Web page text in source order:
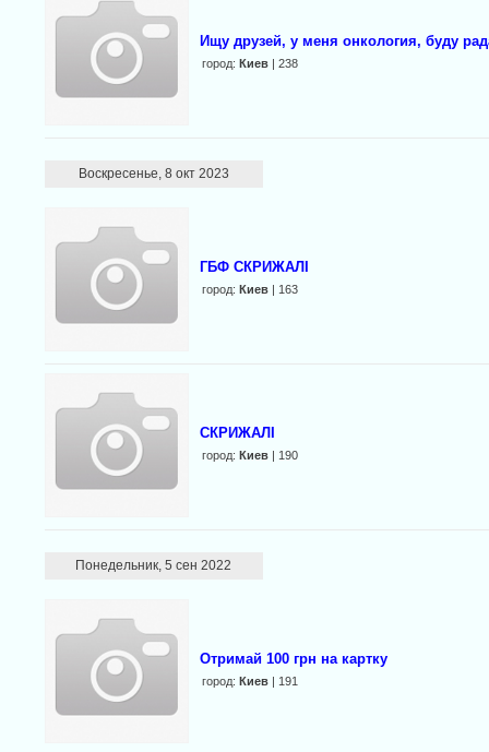
Ищу друзей, у меня онкология, буду
город: Киев| 238
Воскресенье, 8 окт 2023
ГБФ СКРИЖАЛІ
город: Киев| 163
СКРИЖАЛІ
город: Киев| 190
Понедельник, 5 сен 2022
Отримай 100 грн на картку
город: Киев| 191